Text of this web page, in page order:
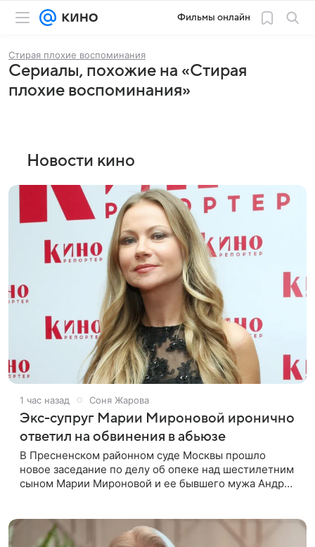
Фильмы онлайн
Стирая плохие воспоминания
Сериалы, похожие на «Стирая
плохие воспоминания»
Новости кино
1 час назад Соня Жарова
Экс-супруг Марии Мироновой иронично
ответил на обвинения в абьюзе
В Пресненском районном суде Москвы прошло
новое заседание по делу об опеке над шестилетним
сыном Марии Мироновой и ее бывшего мужа Андрея